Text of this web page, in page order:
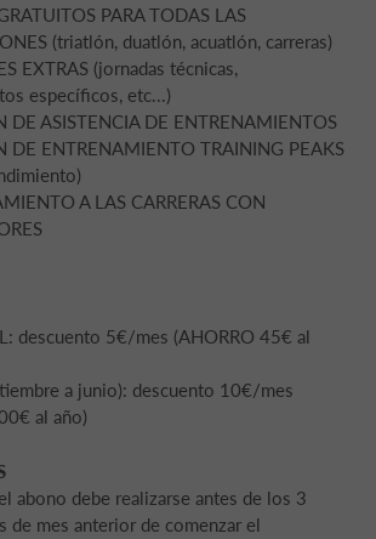
PARA TODAS LAS
(triatlón, duatlón, acuatlón, carreras)
EXTRAS (jornadas técnicas,
específicos, etc...)
DE ASISTENCIA DE ENTRENAMIENTOS
DE ENTRENAMIENTO TRAINING PEAKS
A LAS CARRERAS CON
descuento 5€/mes (AHORRO 45€ al
a junio): descuento 10€/mes
al año)
el abono debe realizarse antes de los 3
de mes anterior de comenzar el